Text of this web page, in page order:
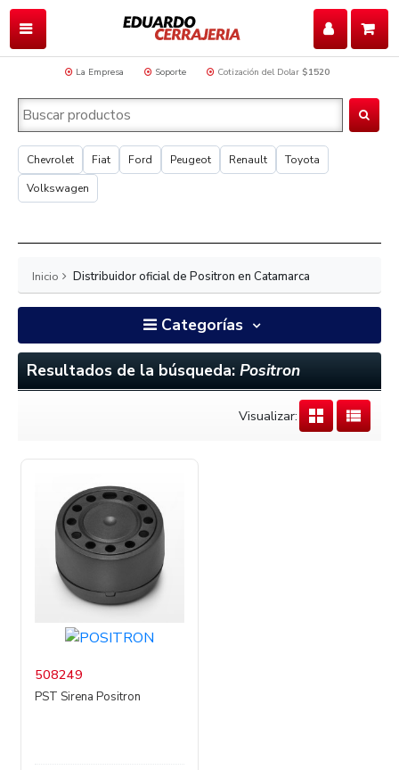
La Empresa Soporte Cotización del Dolar $1520
Chevrolet Fiat Ford Peugeot Renault
Toyota
Volkswagen
Inicio Distribuidor oficial de Positron en Catamarca
Categorías
Resultados de la búsqueda: Positron
Visualizar:
508249
PST Sirena Positron